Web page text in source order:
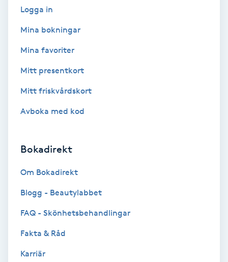
Damklippning
Dermapen
Eyeliner-tatuering
Face framing
Faceliftmassage
Logga in
Mina bokningar
Mina favoriter
Mitt presentkort
Mitt friskvårdskort
Avboka med kod
Bokadirekt
Om Bokadirekt
Blogg - Beautylabbet
FAQ - Skönhetsbehandlingar
Fakta & Råd
Karriär